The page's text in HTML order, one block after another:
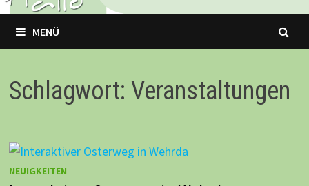
MENÜ
Schlagwort: Veranstaltungen
NEUIGKEITEN